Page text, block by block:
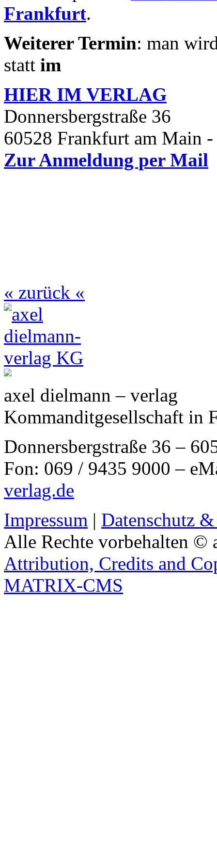
Frankfurt.
Weiterer Termin: man
statt im
HIER IM VERLAG
Donnersbergstraße 36
60528 Frankfurt am Main
Zur Anmeldung per Mail
« zurück «
axel dielmann – verlag
Kommanditgesellschaft in
Donnersbergstraße 36 –
Fon: 069 / 9435 9000 –
verlag.de
Impressum | Datenschutz
Alle Rechte vorbehalten ©
Attribution, Credits and
MATRIX-CMS